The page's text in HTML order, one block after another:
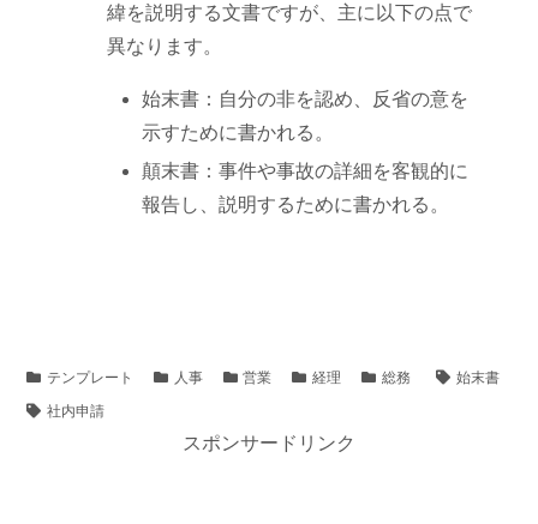
緯を説明する文書ですが、主に以下の点で
異なります。
始末書：自分の非を認め、反省の意を
示すために書かれる。
顛末書：事件や事故の詳細を客観的に
報告し、説明するために書かれる。
テンプレート 人事 営業 経理 総務
始末書
社内申請
スポンサードリンク